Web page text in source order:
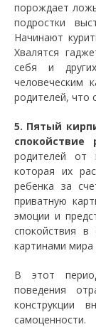
порождает
подростки
Начинают
Хвалятся
себя и
человеческим
родителей, что
5. Пятый
спокойствие
родителей от
которая их
ребенка за
приватную
эмоции и
спокойствия
картинами мира
В этот
поведения
конструкции
самоценности.